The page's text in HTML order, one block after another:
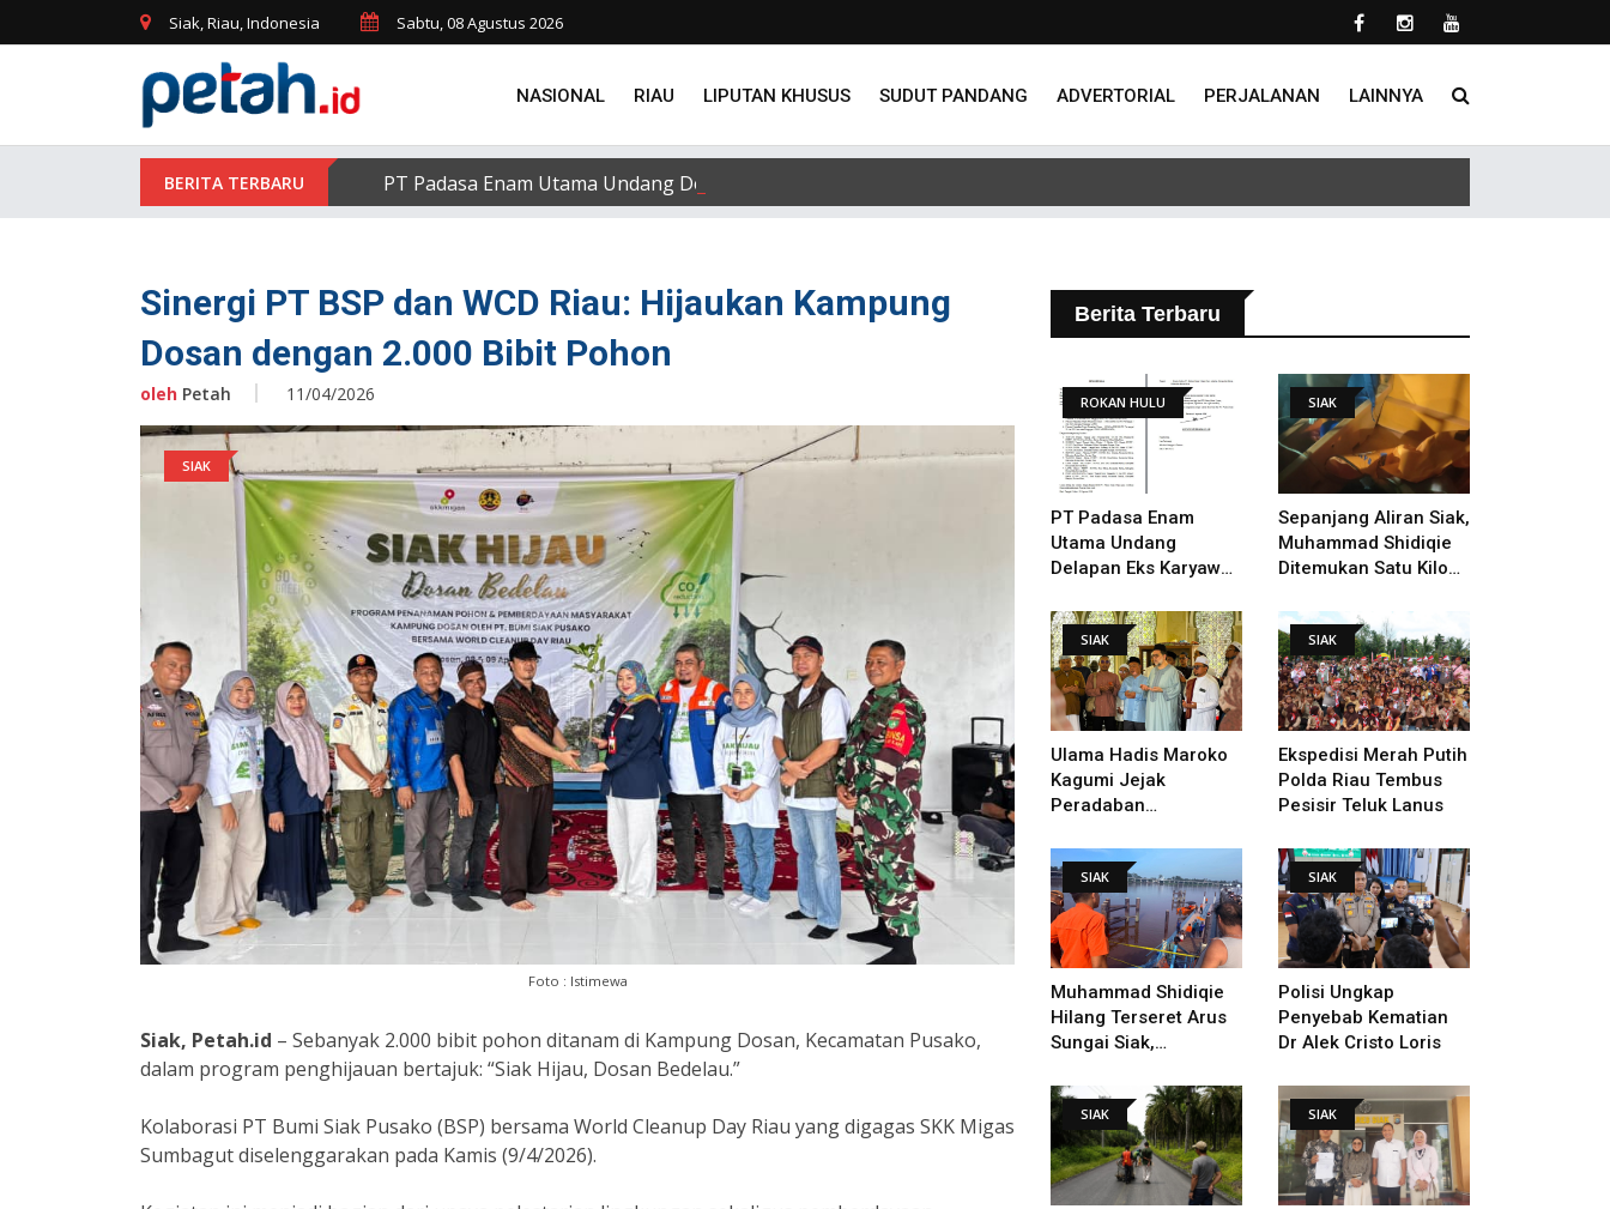
Siak, Riau, Indonesia Sabtu, 08 Agustus 2026
NASIONAL RIAU LIPUTAN KHUSUS SUDUT PANDANG ADVERTORIAL PERJALANAN LAINNYA
PT Padasa Enam Utama Undang Delapan Eks Karyawan untuk Verifikasi Data Tindak Lanjut Putusan PHI
Sinergi PT BSP dan WCD Riau: Hijaukan Kampung
Dosan dengan 2.000 Bibit Pohon
oleh Petah 11/04/2026
SIAK
Foto : Istimewa
Siak, Petah.id – Sebanyak 2.000 bibit pohon ditanam di Kampung Dosan, Kecamatan Pusako,
dalam program penghijauan bertajuk: “Siak Hijau, Dosan Bedelau.”
Kolaborasi PT Bumi Siak Pusako (BSP) bersama World Cleanup Day Riau yang digagas SKK Migas
Sumbagut diselenggarakan pada Kamis (9/4/2026).
Berita Terbaru
ROKAN HULU
PT Padasa Enam
Utama Undang
Delapan Eks Karyawan
Tindak Lanjut Putusan
PHI
SIAK
Sepanjang Aliran Siak,
Muhammad Shidiqie
Ditemukan Satu Kilo
Tenggelam
SIAK
Ulama Hadis Maroko
Kagumi Jejak
Peradaban
Ziarahi Makam Sultan
Hingga Pendiri
Pekanbaru
SIAK
Ekspedisi Merah Putih
Polda Riau Tembus
Pesisir Teluk Lanus
SIAK
Muhammad Shidiqie
Hilang Terseret Arus
Sungai Siak,
Dilakukan
SIAK
Polisi Ungkap
Penyebab Kematian
Dr Alek Cristo Loris
SIAK SIAK